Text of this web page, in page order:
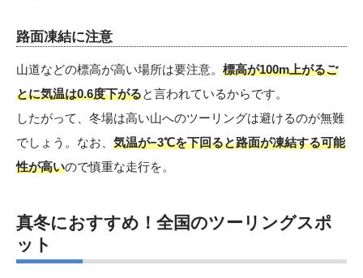
路面凍結に注意
山道などの標高が高い場所は要注意。 標高が100m上がるご
とに気温は0.6度下がると言われているからです。
したがって、冬場は高い山へのツーリングは避けるのが無難
でしょう。なお、 気温が−3℃を下回ると路面が凍結する可能
性が高いので慎重な走行を。
真冬におすすめ！全国のツーリングスポ
ット